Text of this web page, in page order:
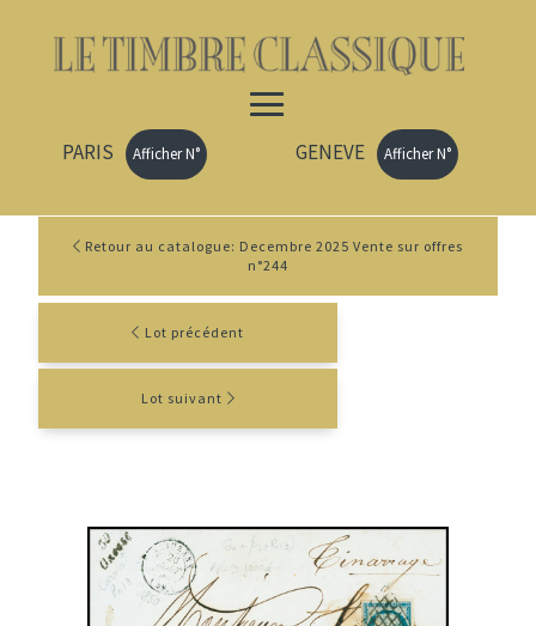
PARIS Afficher N° GENEVE Afficher N°
Retour au catalogue: Decembre 2025 Vente sur offres
n°244
Lot précédent
Lot suivant